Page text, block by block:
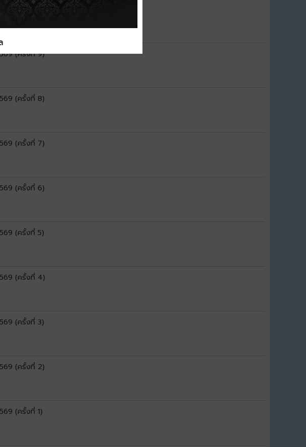
(ครั้งที่ 10)
(ครั้งที่ 9)
(ครั้งที่ 8)
(ครั้งที่ 7)
(ครั้งที่ 6)
(ครั้งที่ 5)
(ครั้งที่ 4)
(ครั้งที่ 3)
(ครั้งที่ 2)
(ครั้งที่ 1)